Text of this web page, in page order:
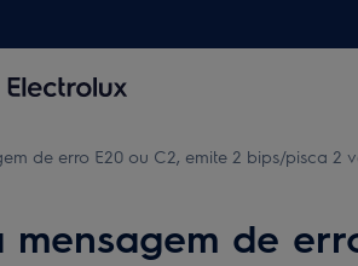
de erro E20 ou C2, emite 2 bips/pisca 2
de